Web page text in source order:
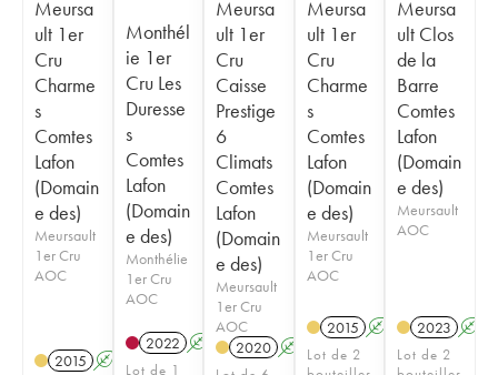
Meursa
ult 1er
Cru
Charme
s
Comtes
Lafon
(Domain
e des)
Meursault
1er Cru
AOC
2015 A
Monthél
ie 1er
Cru Les
Duresse
s
Comtes
Lafon
(Domain
e des)
Monthélie
1er Cru
AOC
2022 A
Lot de 1
Meursa
ult 1er
Cru
Caisse
Prestige
6
Climats
Comtes
Lafon
(Domain
e des)
Meursault
1er Cru
AOC
2020 A T
Meursa
ult 1er
Cru
Charme
s
Comtes
Lafon
(Domain
e des)
Meursault
1er Cru
AOC
2015 A
Lot de 2
Meursa
ult Clos
de la
Barre
Comtes
Lafon
(Domain
e des)
Meursault
AOC
2023 A
Lot de 2